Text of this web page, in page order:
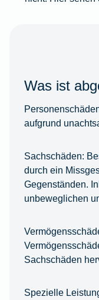
Was ist
aufgrund
Sachschäden:
durch ein
Gegenständen.
unbeweglichen
Sachschäden
Spezielle